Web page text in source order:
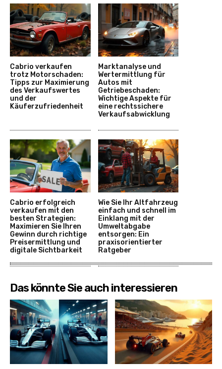
Cabrio verkaufen
trotz Motorschaden:
Tipps zur Maximierung
des Verkaufswertes
und der
Käuferzufriedenheit
Marktanalyse und
Wertermittlung für
Autos mit
Getriebeschaden:
Wichtige Aspekte für
eine rechtssichere
Verkaufsabwicklung
Cabrio erfolgreich
verkaufen mit den
besten Strategien:
Maximieren Sie Ihren
Gewinn durch richtige
Preisermittlung und
digitale Sichtbarkeit
Wie Sie Ihr Altfahrzeug
einfach und schnell im
Einklang mit der
Umweltabgabe
entsorgen: Ein
praxisorientierter
Ratgeber
Das könnte Sie auch interessieren